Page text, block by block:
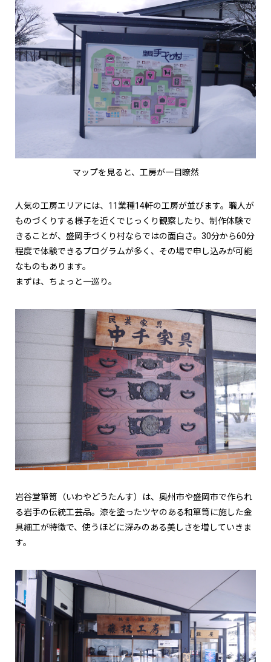
マップを見ると、工房が一目瞭然
人気の工房エリアには、11業種14軒の工房が並びます。職人が
ものづくりする様子を近くでじっくり観察したり、制作体験で
きることが、盛岡手づくり村ならではの面白さ。30分から60分
程度で体験できるプログラムが多く、その場で申し込みが可能
なものもあります。
まずは、ちょっと一巡り。
岩谷堂箪笥（いわやどうたんす）は、奥州市や盛岡市で作られ
る岩手の伝統工芸品。漆を塗ったツヤのある和箪笥に施した金
具細工が特徴で、使うほどに深みのある美しさを増していきま
す。